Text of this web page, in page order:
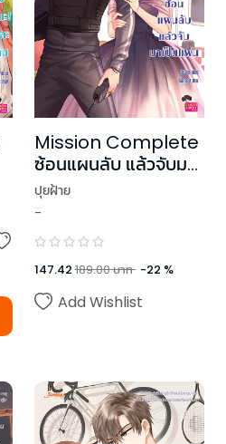
Mission Complete
ซ้อนแผนลับ แล้วจับมา
เป็นแฟน
ปุยฝ้าย
-
147.42 189.00บาท -22 %
Add Wishlist